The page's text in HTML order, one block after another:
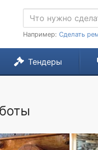
Например: Сделать
Тендеры